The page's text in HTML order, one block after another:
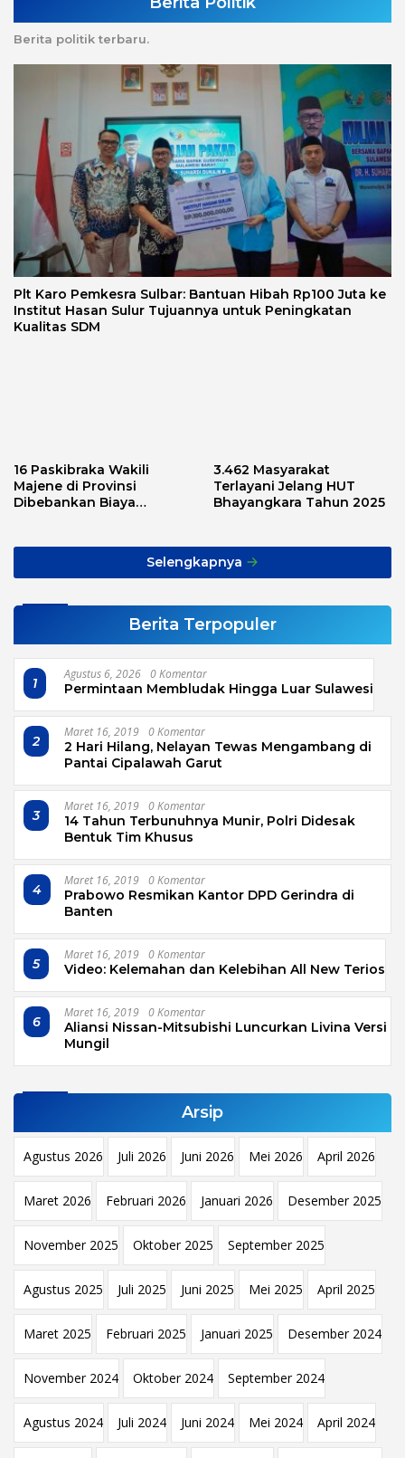
Berita politik terbaru.
Plt Karo Pemkesra Sulbar: Bantuan Hibah Rp100 Juta ke
Institut Hasan Sulur Tujuannya untuk Peningkatan
Kualitas SDM
16 Paskibraka Wakili
Majene di Provinsi
Dibebankan Biaya
3.462 Masyarakat
Terlayani Jelang HUT
Bhayangkara Tahun 2025
Selengkapnya
Berita Terpopuler
1
Agustus 6, 2026 0 Komentar
Permintaan Membludak Hingga Luar Sulawesi
2
Maret 16, 2019 0 Komentar
2 Hari Hilang, Nelayan Tewas Mengambang di
Pantai Cipalawah Garut
3
Maret 16, 2019 0 Komentar
14 Tahun Terbunuhnya Munir, Polri Didesak
Bentuk Tim Khusus
4
Maret 16, 2019 0 Komentar
Prabowo Resmikan Kantor DPD Gerindra di
Banten
5
Maret 16, 2019 0 Komentar
Video: Kelemahan dan Kelebihan All New Terios
6
Maret 16, 2019 0 Komentar
Aliansi Nissan-Mitsubishi Luncurkan Livina Versi
Mungil
Arsip
Agustus 2026 Juli 2026 Juni 2026 Mei 2026 April 2026
Maret 2026 Februari 2026 Januari 2026 Desember 2025
November 2025 Oktober 2025 September 2025
Agustus 2025 Juli 2025 Juni 2025 Mei 2025 April 2025
Maret 2025 Februari 2025 Januari 2025 Desember 2024
November 2024 Oktober 2024 September 2024
Agustus 2024 Juli 2024 Juni 2024 Mei 2024 April 2024